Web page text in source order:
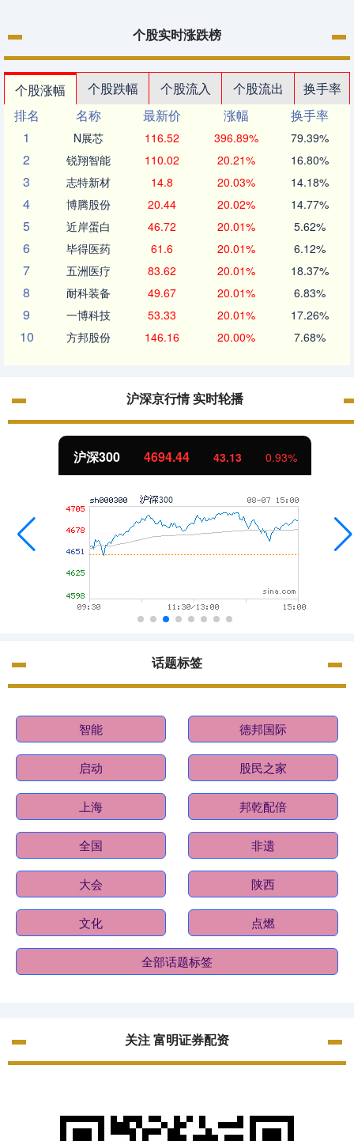
个股实时涨跌榜
个股涨幅 个股跌幅 个股流入 个股流出
换手率
排名
名称 最新价 涨幅
换手率
1
N展芯 116.52 396.89% 79.39%
2 锐翔智能 110.02 20.21% 16.80%
3 志特新材 14.8 20.03% 14.18%
4 博腾股份 20.44 20.02% 14.77%
5 近岸蛋白 46.72 20.01% 5.62%
6 毕得医药 61.6 20.01% 6.12%
7 五洲医疗 83.62 20.01% 18.37%
8 耐科装备 49.67 20.01% 6.83%
9 一博科技 53.33 20.01% 17.26%
10 方邦股份 146.16 20.00% 7.68%
沪深京行情 实时轮播
沪深300 4694.44 43.13 0.93%
话题标签
智能 德邦国际
启动 股民之家
上海 邦乾配倍
全国 非遗
大会 陕西
文化 点燃
全部话题标签
关注 富明证券配资